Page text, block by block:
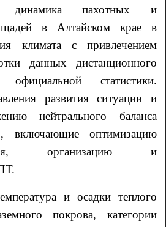
динамика пахотных и
в Алтайском крае в
климата с привлечением
данных дистанционного
статистики.
развития ситуации и
нейтрального баланса
включающие оптимизацию
организацию и
и осадки теплого
покрова, категории